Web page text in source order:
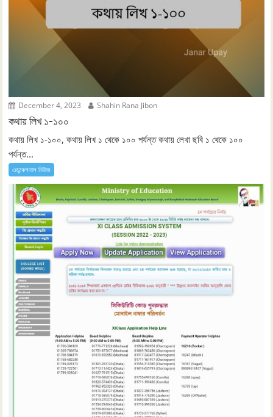
December 4, 2023 Shahin Rana Jibon
কথায় লিখ ১-১০০
কথায় লিখ ১-১০০, কথায় লিখ ১ থেকে ১০০ পর্যন্ত কথায় লেখা ছবি ১ থেকে ১০০
পর্যন্ত...
এডুকেশনাল নিউজ